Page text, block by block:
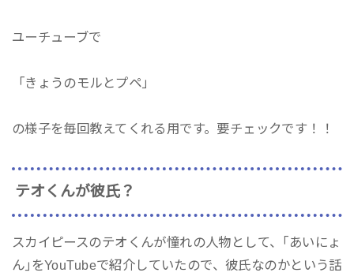
ユーチューブで
「きょうのモルとプペ」
の様子を毎回教えてくれる用です。要チェックです！！
テオくんが彼氏？
スカイピースのテオくんが憧れの人物として、｢あいにょ
ん｣をYouTubeで紹介していたので、彼氏なのかという話